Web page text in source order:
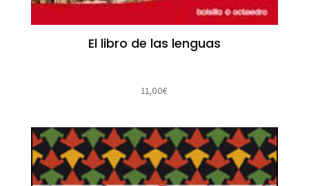
El libro de las lenguas
11,00€